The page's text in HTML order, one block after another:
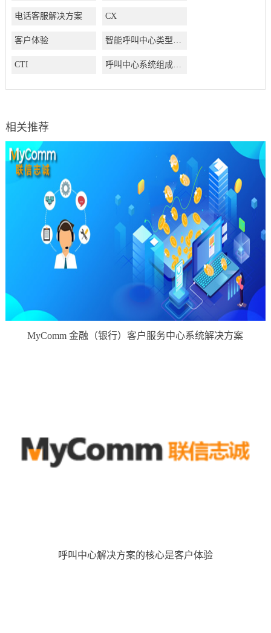
电话客服解决方案 CX
客户体验 智能呼叫中心类型有哪些
CTI 呼叫中心系统组成结构有哪些
相关推荐
MyComm 金融（银行）客户服务中心系统解决方案
呼叫中心解决方案的核心是客户体验